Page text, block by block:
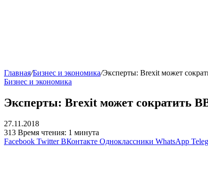
Главная/Бизнес и экономика/Эксперты: Brexit может
Бизнес и экономика
Эксперты: Brexit может сократить
27.11.2018
313 Время чтения: 1 минута
Facebook Twitter ВКонтакте Одноклассники WhatsApp